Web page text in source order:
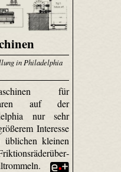
in Philadelphia
für
auf der
nur sehr
Interesse
kleinen